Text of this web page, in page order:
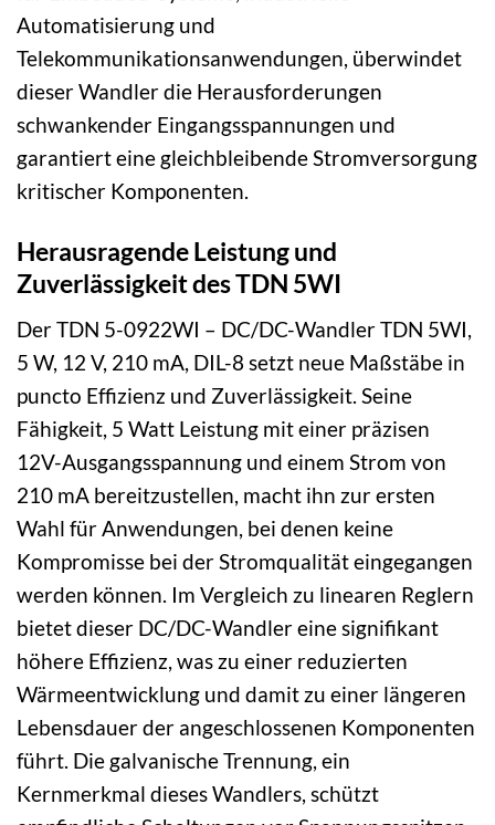
Automatisierung und
Telekommunikationsanwendungen, überwindet
dieser Wandler die Herausforderungen
schwankender Eingangsspannungen und
garantiert eine gleichbleibende Stromversorgung
kritischer Komponenten.
Herausragende Leistung und
Zuverlässigkeit des TDN 5WI
Der TDN 5-0922WI – DC/DC-Wandler TDN 5WI,
5 W, 12 V, 210 mA, DIL-8 setzt neue Maßstäbe in
puncto Effizienz und Zuverlässigkeit. Seine
Fähigkeit, 5 Watt Leistung mit einer präzisen
12V-Ausgangsspannung und einem Strom von
210 mA bereitzustellen, macht ihn zur ersten
Wahl für Anwendungen, bei denen keine
Kompromisse bei der Stromqualität eingegangen
werden können. Im Vergleich zu linearen Reglern
bietet dieser DC/DC-Wandler eine signifikant
höhere Effizienz, was zu einer reduzierten
Wärmeentwicklung und damit zu einer längeren
Lebensdauer der angeschlossenen Komponenten
führt. Die galvanische Trennung, ein
Kernmerkmal dieses Wandlers, schützt